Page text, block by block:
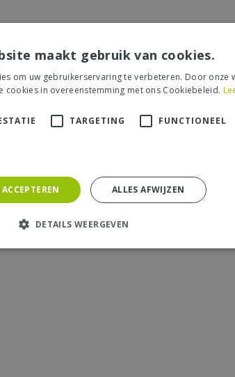
maakt gebruik van cookies.
om uw gebruikerservaring te verbeteren. Door onze
cookies in overeenstemming met ons Cookiebeleid.
TARGETING FUNCTIONEEL
ALLES AFWIJZEN
DETAILS WEERGEVEN